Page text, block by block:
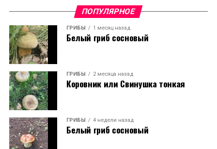
ПОПУЛЯРНОЕ
ГРИБЫ 1 месяц назад
Белый гриб сосновый
ГРИБЫ 2 месяца назад
Коровник или Свинушка тонкая
ГРИБЫ 4 недели назад
Белый гриб сосновый